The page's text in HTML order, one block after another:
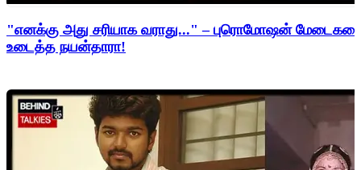
"எனக்கு அது சரியாக வராது..." – புரொமோஷன்
உடைத்த நயன்தாரா!